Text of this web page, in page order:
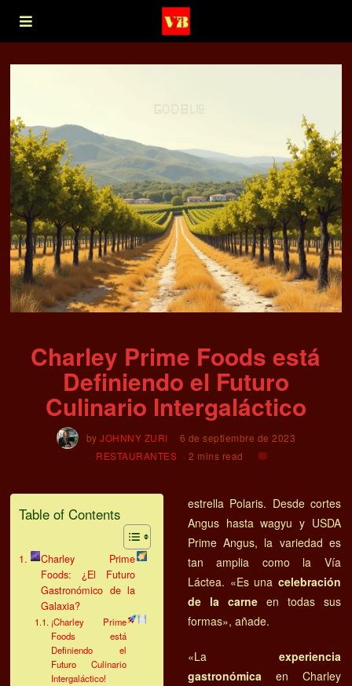
Charley Prime Foods está
Definiendo el Futuro
Culinario Intergaláctico
byJOHNNY ZURI
6 de septiembre de 2023
RESTAURANTES
2 mins read
Table of Contents
Charley Prime
Foods: ¿El Futuro
Gastronómico de la
Galaxia?
¡Charley Prime
Foods está
Definiendo el
Futuro Culinario
Intergaláctico!
estrella Polaris. Desde cortes
Angus hasta wagyu y USDA
Prime Angus, la variedad es
tan amplia como la Vía
Láctea. «Es una celebración
de la carneen todas sus
formas», añade.
«La experiencia
gastronómicaen Charley